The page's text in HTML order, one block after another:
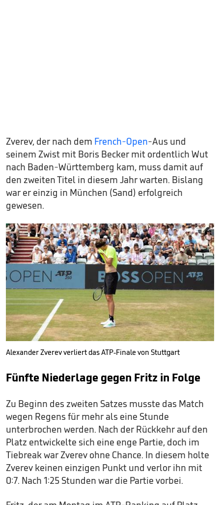
Zverev, der nach dem French-Open-Aus und
seinem Zwist mit Boris Becker mit ordentlich Wut
nach Baden-Württemberg kam, muss damit auf
den zweiten Titel in diesem Jahr warten. Bislang
war er einzig in München (Sand) erfolgreich
gewesen.
Alexander Zverev verliert das ATP-Finale von Stuttgart
Fünfte Niederlage gegen Fritz in Folge
Zu Beginn des zweiten Satzes musste das Match
wegen Regens für mehr als eine Stunde
unterbrochen werden. Nach der Rückkehr auf den
Platz entwickelte sich eine enge Partie, doch im
Tiebreak war Zverev ohne Chance. In diesem holte
Zverev keinen einzigen Punkt und verlor ihn mit
0:7. Nach 1:25 Stunden war die Partie vorbei.